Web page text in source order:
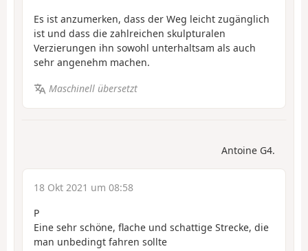
Es ist anzumerken, dass der Weg leicht zugänglich
ist und dass die zahlreichen skulpturalen
Verzierungen ihn sowohl unterhaltsam als auch
sehr angenehm machen.
Maschinell übersetzt
Antoine G4.
18 Okt 2021 um 08:58
P
Eine sehr schöne, flache und schattige Strecke, die
man unbedingt fahren sollte